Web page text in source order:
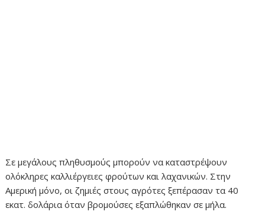
Σε μεγάλους πληθυσμούς μπορούν να καταστρέψουν
ολόκληρες καλλιέργειες φρούτων και λαχανικών. Στην
Αμερική μόνο, οι ζημιές στους αγρότες ξεπέρασαν τα 40
εκατ. δολάρια όταν βρομούσες εξαπλώθηκαν σε μήλα.